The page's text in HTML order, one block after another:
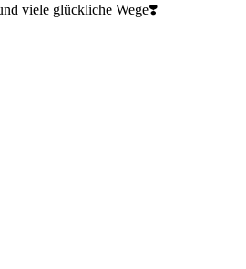
viele glückliche Wege❣️